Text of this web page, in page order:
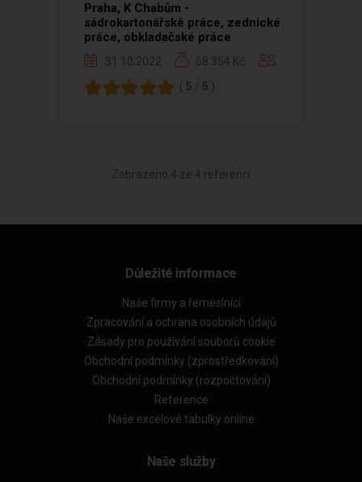
Praha, K Chabům -
sádrokartonářské práce, zednické
práce, obkladačské práce
31.10.2022
68 354 Kč
( 5 / 5 )
Zobrazeno 4 ze 4 referencí
Důležité informace
Naše firmy a řemeslníci
Zpracování a ochrana osobních údajů
Zásady pro používání souborů cookie
Obchodní podmínky (zprostředkování)
Obchodní podmínky (rozpočtování)
Reference
Naše excelové tabulky online
Naše služby